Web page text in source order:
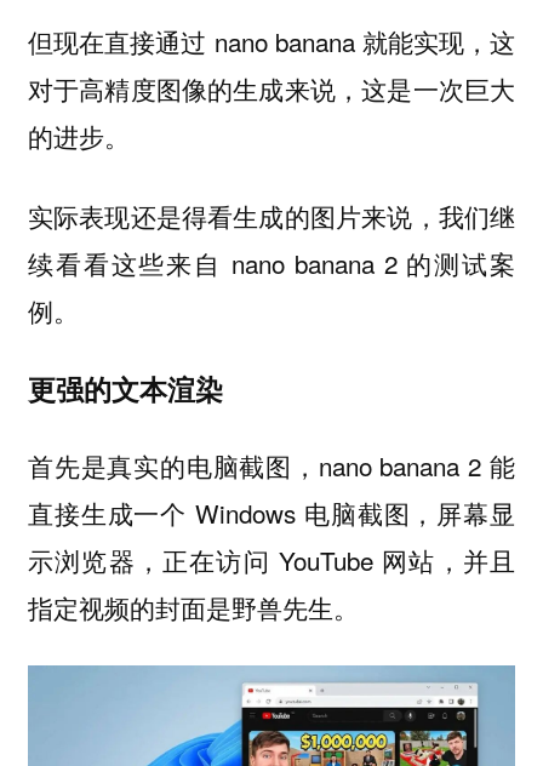
但现在直接通过 nano banana 就能实现，这
对于高精度图像的生成来说，这是一次巨大
的进步。
实际表现还是得看生成的图片来说，我们继
续看看这些来自 nano banana 2 的测试案
例。
更强的文本渲染
首先是真实的电脑截图，nano banana 2 能
直接生成一个 Windows 电脑截图，屏幕显
示浏览器，正在访问 YouTube 网站，并且
指定视频的封面是野兽先生。